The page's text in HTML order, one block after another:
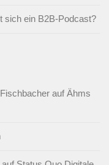
sich ein B2B-Podcast?
auf Ähms